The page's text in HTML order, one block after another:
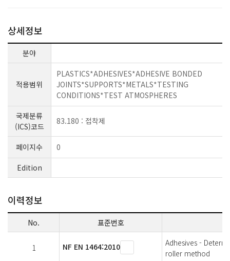
상세정보
분야
적용범위
PLASTICS*ADHESIVES*ADHESIVE BONDED
JOINTS*SUPPORTS*METALS*TESTING
CONDITIONS*TEST ATMOSPHERES
국제분류
(ICS)코드
83.180 : 접착제
페이지수
0
Edition
이력정보
No. 표준번호
1 NF EN 1464:2010
Adhesives -
roller method